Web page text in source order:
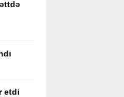
etdi